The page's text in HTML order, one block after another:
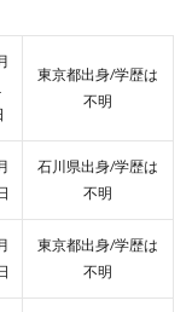
東京都出身/学歴は
不明
石川県出身/学歴は
不明
東京都出身/学歴は
不明